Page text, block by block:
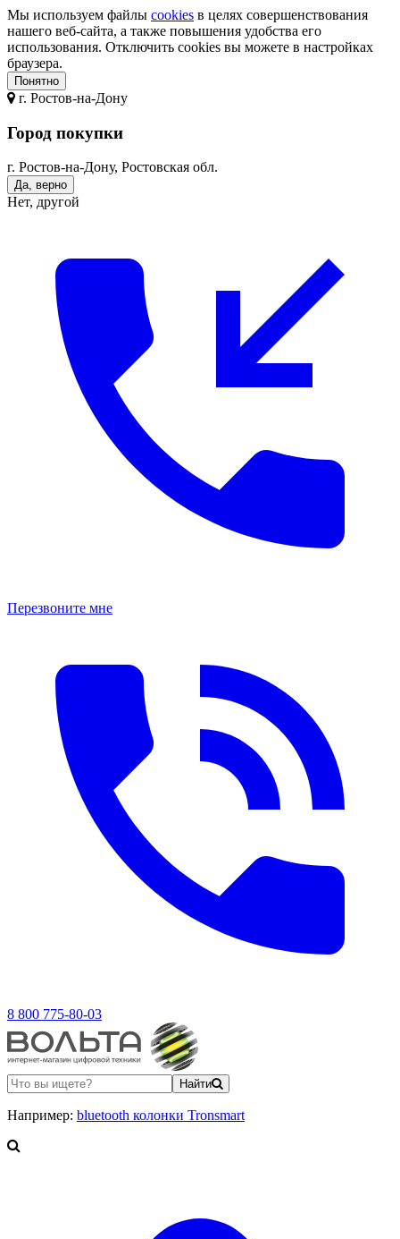
Мы используем файлы cookies в целях совершенствования
нашего веб-сайта, а также повышения удобства его
использования. Отключить cookies вы можете в настройках
браузера.
Понятно
г. Ростов-на-Дону
Город покупки
г. Ростов-на-Дону, Ростовская обл.
Да, верно
Нет, другой
Перезвоните мне
8 800 775-80-03
Найти
Например: bluetooth колонки Tronsmart